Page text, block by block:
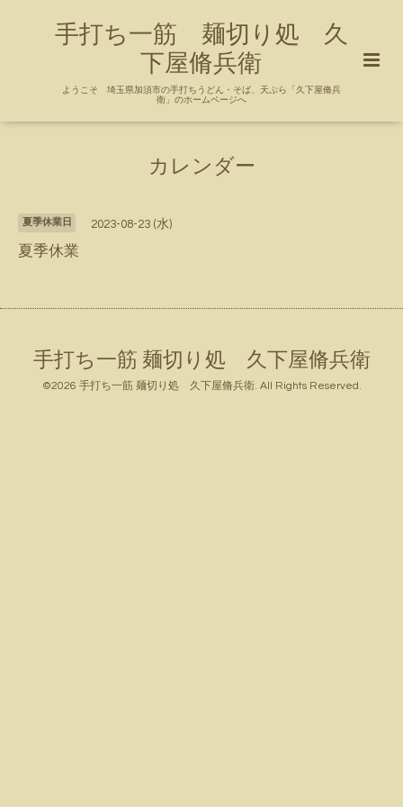
手打ち一筋 麺切り処 久
下屋脩兵衛
ようこそ 埼玉県加須市の手打ちうどん・そば、天ぷら「久下屋脩兵
衛」のホームページへ
カレンダー
夏季休業日 2023-08-23 (水)
夏季休業
手打ち一筋 麺切り処 久下屋脩兵衛
©2026 手打ち一筋 麺切り処 久下屋脩兵衛. All Rights Reserved.